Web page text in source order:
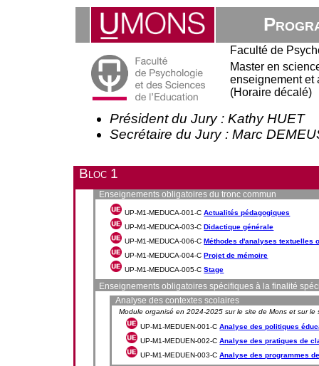
Faculté de
Master en
enseignement et
(Horaire décalé)
Président du Jury : Kathy HUET
Secrétaire du Jury : Marc
Bloc 1
Enseignements obligatoires du tronc commun
UP-M1-MEDUCA-001-CActualités pédagogiques
UP-M1-MEDUCA-003-CDidactique générale
UP-M1-MEDUCA-006-CMéthodes d'analyses textuelles
UP-M1-MEDUCA-004-CProjet de mémoire
UP-M1-MEDUCA-005-CStage
Enseignements obligatoires spécifiques à la finalité
Analyse des contextes scolaires
Module organisé en 2024-2025 sur le site de Mons et sur le
UP-M1-MEDUEN-001-CAnalyse des politiques
UP-M1-MEDUEN-002-CAnalyse des pratiques de
UP-M1-MEDUEN-003-CAnalyse des programmes